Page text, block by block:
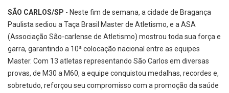
SÃO CARLOS/SP - Neste fim de semana, a cidade de Bragança
Paulista sediou a Taça Brasil Master de Atletismo, e a ASA
(Associação São-carlense de Atletismo) mostrou toda sua força e
garra, garantindo a 10ª colocação nacional entre as equipes
Master. Com 13 atletas representando São Carlos em diversas
provas, de M30 a M60, a equipe conquistou medalhas, recordes e,
sobretudo, reforçou seu compromisso com a promoção da saúde